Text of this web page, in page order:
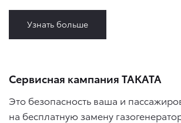
Узнать больше
Сервисная кампания ТАКАТА
Это безопасность ваша и
на бесплатную замену